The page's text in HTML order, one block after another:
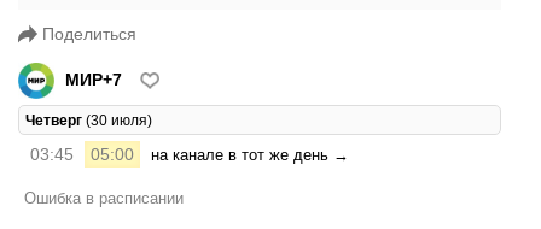
Поделиться
МИР+7
Четверг (30 июля)
03:45 05:00 на канале в тот же день →
Ошибка в расписании